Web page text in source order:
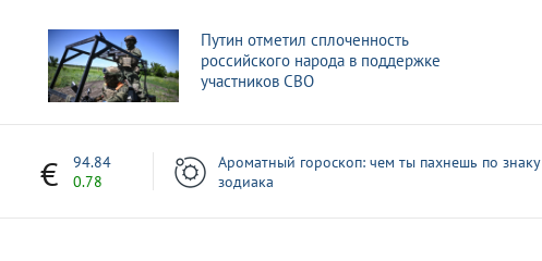
в честь Победы в ВОВ из Петербурга
в День Победы: прямая трансляция
звезды поздравили страну с 9 Мая
Путин отметил сплоченность
российского народа в поддержке
участников СВО
94.84
0.78
Ароматный гороскоп: чем ты пахнешь по знаку
зодиака